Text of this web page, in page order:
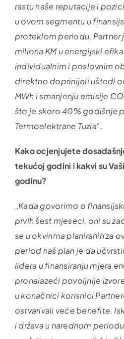
rastu naše reputacije i
u ovom segmentu u
proteklom periodu, Partner
miliona KM u energijski
individualnim i poslovnim
direktno doprinijeli uštedi
MWh i smanjenju emisije
što je skoro 40% godišnje
Termoelektrane Tuzla“.
Kako ocjenjujete
tekućoj godini i kakvi su
godinu?
„Kada govorimo o
prvih šest mjeseci, oni su
se u okvirima planiranih za
period naš plan je da
lidera u finansiranju mjera
pronalazeći povoljnije
u konačnici korisnici
ostvarivali veće benefite.
i država u narednom